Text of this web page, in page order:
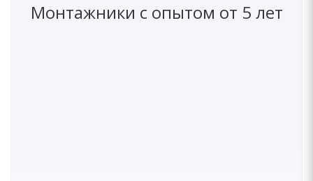
Монтажники с опытом от 5 лет